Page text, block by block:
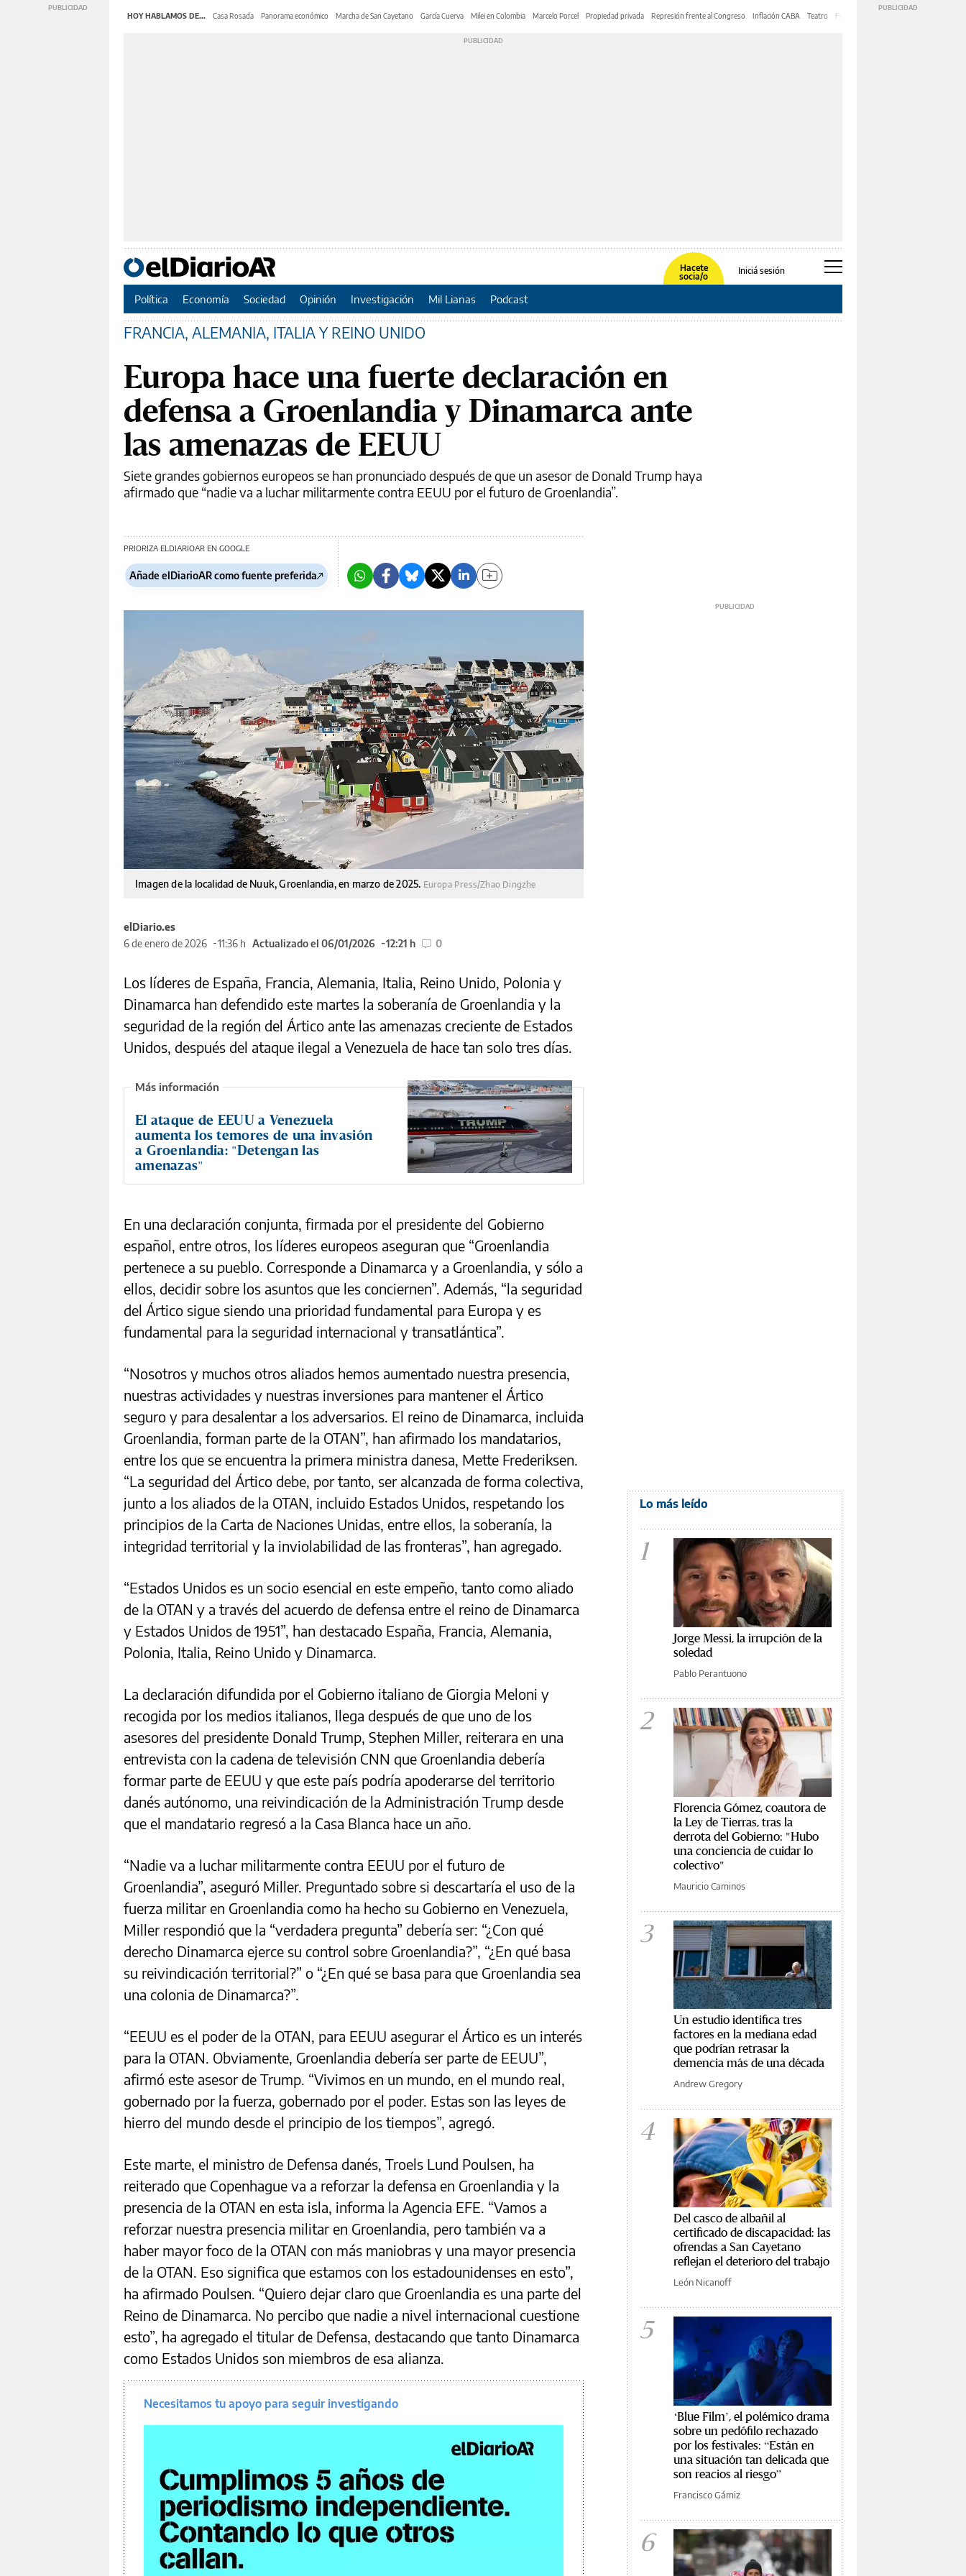
HOY HABLAMOS DE... Casa Rosada Panorama económico Marcha de San Cayetano García Cuerva Milei en Colombia Marcelo Porcel Propiedad privada Represión frente al Congreso Inflación CABA Teatro Feria de Editores
Hacete
socia/o
Iniciá sesión
Política Economía Sociedad Opinión Investigación Mil Lianas Podcast
FRANCIA, ALEMANIA, ITALIA Y REINO UNIDO
Europa hace una fuerte declaración en
defensa a Groenlandia y Dinamarca ante
las amenazas de EEUU
Siete grandes gobiernos europeos se han pronunciado después de que un asesor de Donald Trump haya
afirmado que “nadie va a luchar militarmente contra EEUU por el futuro de Groenlandia”.
PRIORIZA ELDIARIOAR EN GOOGLE
Añade elDiarioAR como fuente preferida
Imagen de la localidad de Nuuk, Groenlandia, en marzo de 2025. Europa Press/Zhao Dingzhe
elDiario.es
6 de enero de 2026
11:36 h Actualizado el 06/01/2026 12:21 h 0
Los líderes de España, Francia, Alemania, Italia, Reino Unido, Polonia y
Dinamarca han defendido este martes la soberanía de Groenlandia y la
seguridad de la región del Ártico ante las amenazas creciente de Estados
Unidos, después del ataque ilegal a Venezuela de hace tan solo tres días.
El ataque de EEUU a Venezuela
aumenta los temores de una invasión
a Groenlandia: "Detengan las
amenazas"
En una declaración conjunta, firmada por el presidente del Gobierno
español, entre otros, los líderes europeos aseguran que “Groenlandia
pertenece a su pueblo. Corresponde a Dinamarca y a Groenlandia, y sólo a
ellos, decidir sobre los asuntos que les conciernen”. Además, “la seguridad
del Ártico sigue siendo una prioridad fundamental para Europa y es
fundamental para la seguridad internacional y transatlántica”.
“Nosotros y muchos otros aliados hemos aumentado nuestra presencia,
nuestras actividades y nuestras inversiones para mantener el Ártico
seguro y para desalentar a los adversarios. El reino de Dinamarca, incluida
Groenlandia, forman parte de la OTAN”, han afirmado los mandatarios,
entre los que se encuentra la primera ministra danesa, Mette Frederiksen.
“La seguridad del Ártico debe, por tanto, ser alcanzada de forma colectiva,
junto a los aliados de la OTAN, incluido Estados Unidos, respetando los
principios de la Carta de Naciones Unidas, entre ellos, la soberanía, la
integridad territorial y la inviolabilidad de las fronteras”, han agregado.
“Estados Unidos es un socio esencial en este empeño, tanto como aliado
de la OTAN y a través del acuerdo de defensa entre el reino de Dinamarca
y Estados Unidos de 1951”, han destacado España, Francia, Alemania,
Polonia, Italia, Reino Unido y Dinamarca.
La declaración difundida por el Gobierno italiano de Giorgia Meloni y
recogida por los medios italianos, llega después de que uno de los
asesores del presidente Donald Trump, Stephen Miller, reiterara en una
entrevista con la cadena de televisión CNN que Groenlandia debería
formar parte de EEUU y que este país podría apoderarse del territorio
danés autónomo, una reivindicación de la Administración Trump desde
que el mandatario regresó a la Casa Blanca hace un año.
“Nadie va a luchar militarmente contra EEUU por el futuro de
Groenlandia”, aseguró Miller. Preguntado sobre si descartaría el uso de la
fuerza militar en Groenlandia como ha hecho su Gobierno en Venezuela,
Miller respondió que la “verdadera pregunta” debería ser: “¿Con qué
derecho Dinamarca ejerce su control sobre Groenlandia?”, “¿En qué basa
su reivindicación territorial?” o “¿En qué se basa para que Groenlandia sea
una colonia de Dinamarca?”.
“EEUU es el poder de la OTAN, para EEUU asegurar el Ártico es un interés
para la OTAN. Obviamente, Groenlandia debería ser parte de EEUU”,
afirmó este asesor de Trump. “Vivimos en un mundo, en el mundo real,
gobernado por la fuerza, gobernado por el poder. Estas son las leyes de
hierro del mundo desde el principio de los tiempos”, agregó.
Este marte, el ministro de Defensa danés, Troels Lund Poulsen, ha
reiterado que Copenhague va a reforzar la defensa en Groenlandia y la
presencia de la OTAN en esta isla, informa la Agencia EFE. “Vamos a
reforzar nuestra presencia militar en Groenlandia, pero también va a
haber mayor foco de la OTAN con más maniobras y una mayor presencia
de la OTAN. Eso significa que estamos con los estadounidenses en esto”,
ha afirmado Poulsen. “Quiero dejar claro que Groenlandia es una parte del
Reino de Dinamarca. No percibo que nadie a nivel internacional cuestione
esto”, ha agregado el titular de Defensa, destacando que tanto Dinamarca
como Estados Unidos son miembros de esa alianza.
Necesitamos tu apoyo para seguir investigando
Lo más leído
1
Jorge Messi, la irrupción de la
soledad
Pablo Perantuono
2
Florencia Gómez, coautora de
la Ley de Tierras, tras la
derrota del Gobierno: "Hubo
una conciencia de cuidar lo
colectivo"
Mauricio Caminos
3
Un estudio identifica tres
factores en la mediana edad
que podrían retrasar la
demencia más de una década
Andrew Gregory
4
Del casco de albañil al
certificado de discapacidad: las
ofrendas a San Cayetano
reflejan el deterioro del trabajo
León Nicanoff
5
‘Blue Film’, el polémico drama
sobre un pedófilo rechazado
por los festivales: “Están en
una situación tan delicada que
son reacios al riesgo”
Francisco Gámiz
6